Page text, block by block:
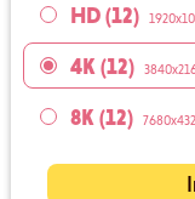
HD (12)
4K (12)
8K (12)